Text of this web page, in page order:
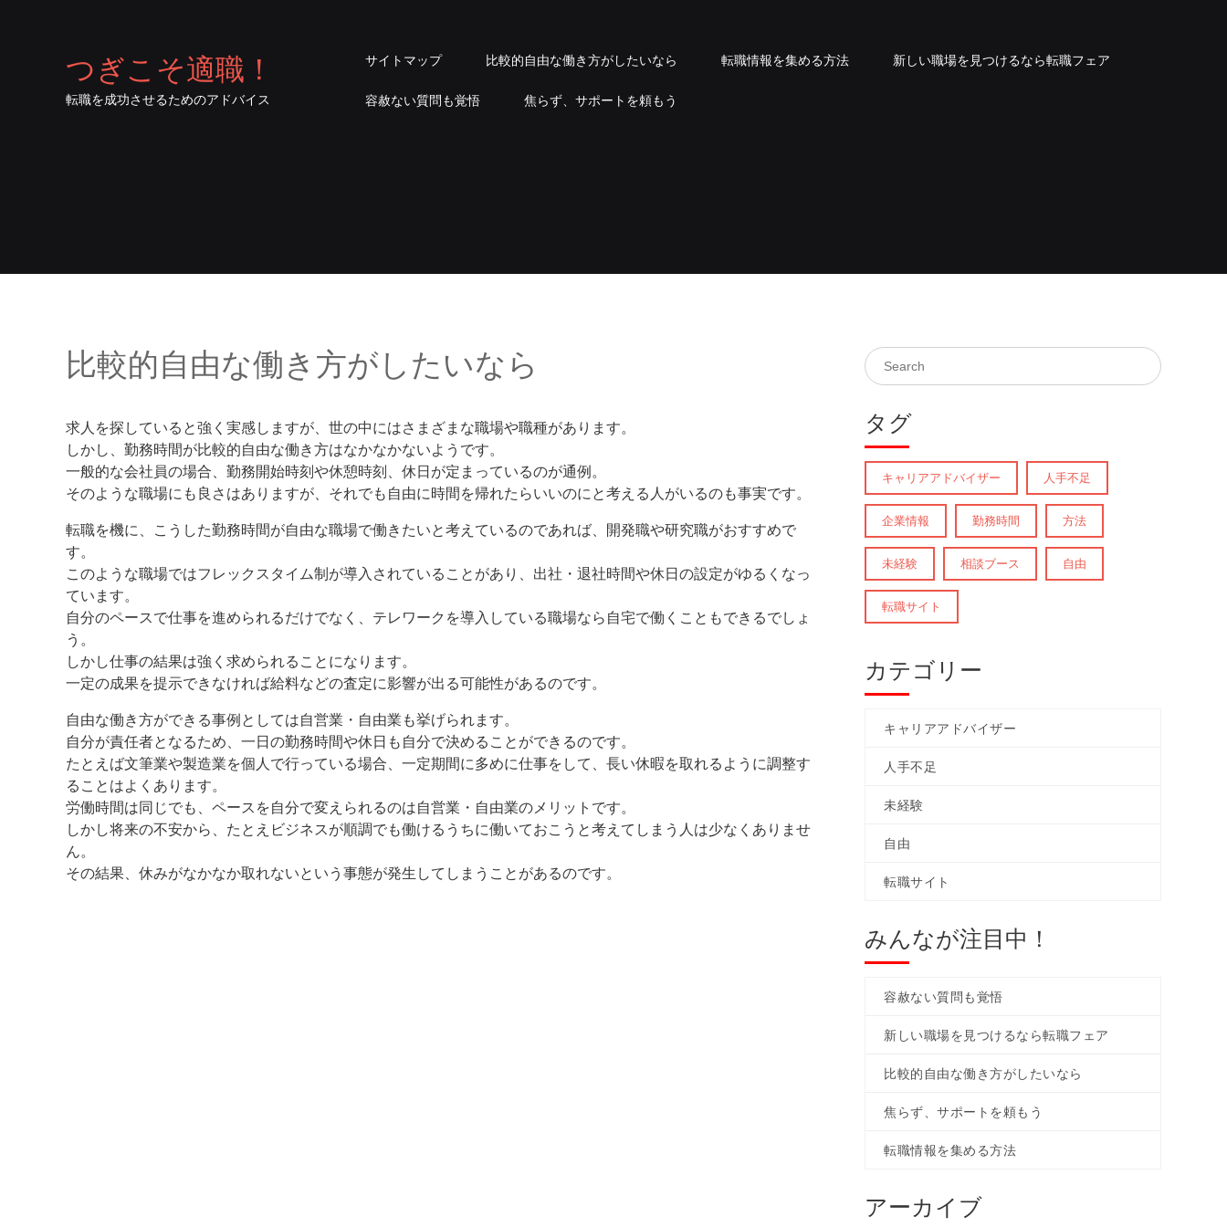
つぎこそ適職！
転職を成功させるためのアドバイス
サイトマップ 比較的自由な働き方がしたいなら 転職情報を集める方法 新しい職場を見つけるなら転職フェア
容赦ない質問も覚悟 焦らず、サポートを頼もう
比較的自由な働き方がしたいなら
求人を探していると強く実感しますが、世の中にはさまざまな職場や職種があります。
しかし、勤務時間が比較的自由な働き方はなかなかないようです。
一般的な会社員の場合、勤務開始時刻や休憩時刻、休日が定まっているのが通例。
そのような職場にも良さはありますが、それでも自由に時間を帰れたらいいのにと考える人がいるのも事実です。
転職を機に、こうした勤務時間が自由な職場で働きたいと考えているのであれば、開発職や研究職がおすすめで
す。
このような職場ではフレックスタイム制が導入されていることがあり、出社・退社時間や休日の設定がゆるくなっ
ています。
自分のペースで仕事を進められるだけでなく、テレワークを導入している職場なら自宅で働くこともできるでしょ
う。
しかし仕事の結果は強く求められることになります。
一定の成果を提示できなければ給料などの査定に影響が出る可能性があるのです。
自由な働き方ができる事例としては自営業・自由業も挙げられます。
自分が責任者となるため、一日の勤務時間や休日も自分で決めることができるのです。
たとえば文筆業や製造業を個人で行っている場合、一定期間に多めに仕事をして、長い休暇を取れるように調整す
ることはよくあります。
労働時間は同じでも、ペースを自分で変えられるのは自営業・自由業のメリットです。
しかし将来の不安から、たとえビジネスが順調でも働けるうちに働いておこうと考えてしまう人は少なくありませ
ん。
その結果、休みがなかなか取れないという事態が発生してしまうことがあるのです。
タグ
キャリアアドバイザー 人手不足
企業情報 勤務時間 方法
未経験 相談ブース 自由
転職サイト
カテゴリー
キャリアアドバイザー
人手不足
未経験
自由
転職サイト
みんなが注目中！
容赦ない質問も覚悟
新しい職場を見つけるなら転職フェア
比較的自由な働き方がしたいなら
焦らず、サポートを頼もう
転職情報を集める方法
アーカイブ